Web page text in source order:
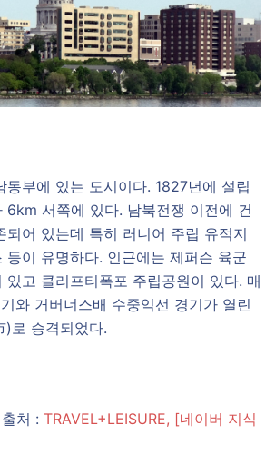
동부에 있는 도시이다. 1827년에 설립
6km 서쪽에 있다. 남북전쟁 이전에 건
되어 있는데 특히 러니어 주립 유적지
등이 유명하다. 인근에는 제퍼슨 육군
있고 클리프티폭포 주립공원이 있다. 매
와 거버너스배 수중익선 경기가 열린
)로 승격되었다.
처 : TRAVEL+LEISURE, [네이버 지식